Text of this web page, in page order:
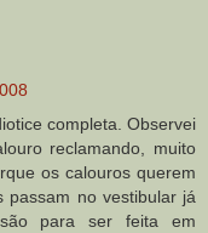
completa. Observei
reclamando, muito
os calouros querem
passam no vestibular já
para ser feita em